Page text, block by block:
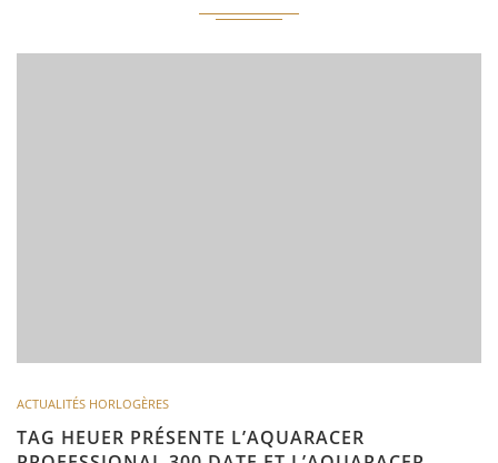
ACTUALITÉS HORLOGÈRES
TAG HEUER PRÉSENTE L’AQUARACER